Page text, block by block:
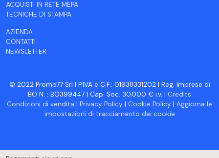
ACQUISTI IN RETE MEPA
TECNICHE DI STAMPA
AZIENDA
CONTATTI
NEWSLETTER
© 2022 Promo77 Srl | P.IVA e C.F.: 01938331202 | Reg. Imprese di
BO N. : BO399447 | Cap. Soc. 30.000 € i.v. | Credits
Condizioni di vendita | Privacy Policy | Cookie Policy | Aggiorna le
impostazioni di tracciamento dei cookie